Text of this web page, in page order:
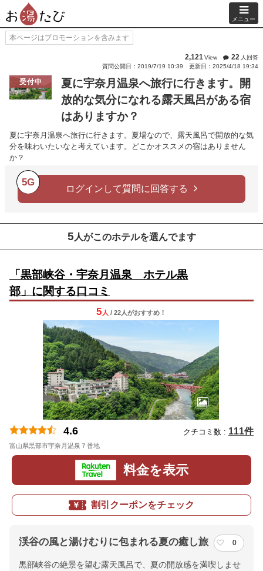
メニュー
本ページはプロモーションを含みます
2,121View 22 人回答
質問公開日：2019/7/19 10:39
更新日：2025/4/18 19:34
受付中
夏に宇奈月温泉へ旅行に行きます。開
放的な気分になれる露天風呂がある宿
はありますか？
夏に宇奈月温泉へ旅行に行きます。夏場なので、露天風呂で開放的な気
分を味わいたいなと考えています。どこかオススメの宿はありません
か？
5G
ログインして質問に回答する
5 人がこのホテルを選んでます
「黒部峡谷・宇奈月温泉 ホテル黒
部」に関する口コミ
5 人 / 22人がおすすめ！
4.6 クチコミ数 : 111件
富山県黒部市宇奈月温泉７番地
料金を表示
割引クーポンをチェック
渓谷の風と湯けむりに包まれる夏の癒し旅 0
黒部峡谷の絶景を望む露天風呂で、夏の開放感を満喫しませ